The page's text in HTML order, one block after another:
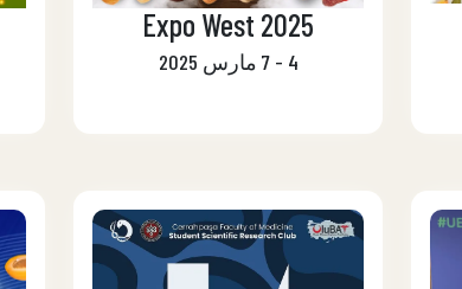
Expo West 2025
4 - 7 مارس 2025